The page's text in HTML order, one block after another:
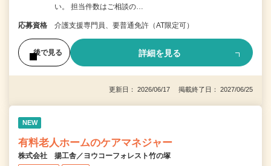
い。 担当件数はご相談の…
応募資格 介護支援専門員、要普通免許（AT限定可）
後で見る 詳細を見る
更新日： 2026/06/17 掲載終了日： 2027/06/25
NEW
有料老人ホームのケアマネジャー
株式会社 揚工舎／ヨウコーフォレスト竹の塚